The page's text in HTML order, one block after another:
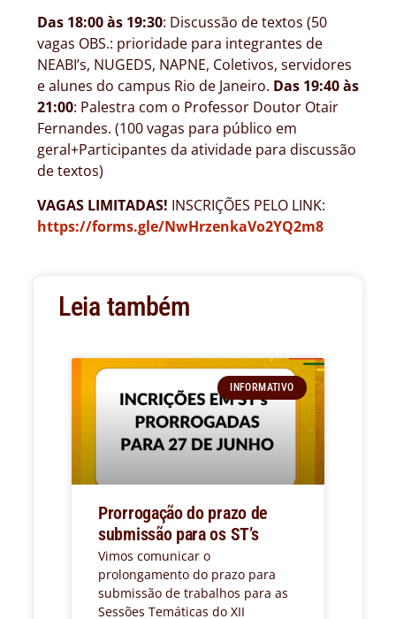
Das 18:00 às 19:30: Discussão de textos (50
vagas OBS.: prioridade para integrantes de
NEABI’s, NUGEDS, NAPNE, Coletivos, servidores
e alunes do campus Rio de Janeiro. Das 19:40 às
21:00: Palestra com o Professor Doutor Otair
Fernandes. (100 vagas para público em
geral+Participantes da atividade para discussão
de textos)
VAGAS LIMITADAS! INSCRIÇÕES PELO LINK:
https://forms.gle/NwHrzenkaVo2YQ2m8
Leia também
INFORMATIVO
Prorrogação do prazo de
submissão para os ST’s
Vimos comunicar o
prolongamento do prazo para
submissão de trabalhos para as
Sessões Temáticas do XII